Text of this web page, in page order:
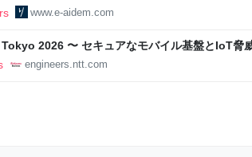
伝えたいこと - りっすん by イーアイデム
www.e-aidem.com
2026 〜 セキュアなモバイル基盤とIoT脅
組み 〜 - NTT docomo Business Engineers'
engineers.ntt.com